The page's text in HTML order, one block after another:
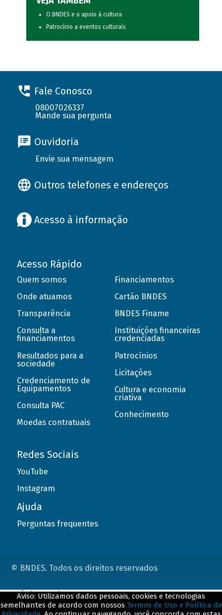
O BNDES e o apoio à cultura
Patrocínio a eventos culturais
Fale Conosco
08007026337
Mande sua pergunta
Ouvidoria
Envie sua mensagem
Outros telefones e endereços
Acesso à informação
Acesso Rápido
Quem somos
Onde atuamos
Transparência
Consulta a
financiamentos
Resultados para a
sociedade
Credenciamento de
Equipamentos
Consulta PAC
Moedas contratuais
Financiamentos
Cartão BNDES
BNDES Finame
Instituições financeiras
credenciadas
Patrocínios
Licitações
Cultura e economia
criativa
Conhecimento
Redes Sociais
YouTube
Instagram
Ajuda
Perguntas frequentes
© BNDES. Todos os direitos reservados
Aviso: Utilizamos dados pessoais, cookies e tecnologias
semelhantes de acordo com nossos Termos de Uso e Política de
ConteÃºdo complementar
${title}${badge}